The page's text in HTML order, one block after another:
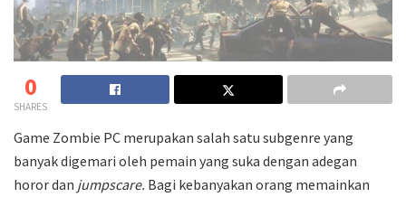
0
SHARES
Game Zombie PC merupakan salah satu subgenre yang
banyak digemari oleh pemain yang suka dengan adegan
horor dan jumpscare. Bagi kebanyakan orang memainkan